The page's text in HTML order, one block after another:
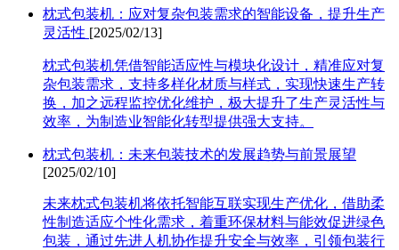
枕式包装机：应对复杂包装需求的智能设备，提升生产
灵活性 [2025/02/13]
枕式包装机凭借智能适应性与模块化设计，精准应对复
杂包装需求，支持多样化材质与样式，实现快速生产转
换，加之远程监控优化维护，极大提升了生产灵活性与
效率，为制造业智能化转型提供强大支持。
枕式包装机：未来包装技术的发展趋势与前景展望
[2025/02/10]
未来枕式包装机将依托智能互联实现生产优化，借助柔
性制造适应个性化需求，着重环保材料与能效促进绿色
包装，通过先进人机协作提升安全与效率，引领包装行